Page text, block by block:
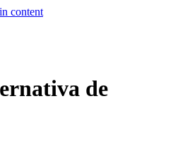
content
de